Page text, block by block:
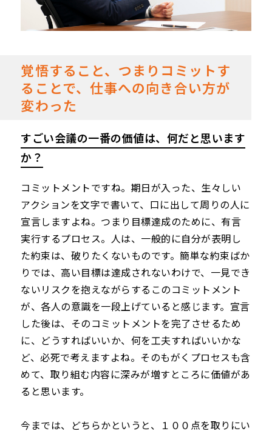
覚悟すること、つまりコミットす
ることで、仕事への向き合い方が
変わった
すごい会議の一番の価値は、何だと思います
か？
コミットメントですね。期日が入った、生々しい
アクションを文字で書いて、口に出して周りの人に
宣言しますよね。つまり目標達成のために、有言
実行するプロセス。人は、一般的に自分が表明し
た約束は、破りたくないものです。簡単な約束ばか
りでは、高い目標は達成されないわけで、一見でき
ないリスクを抱えながらするこのコミットメント
が、各人の意識を一段上げていると感じます。宣言
した後は、そのコミットメントを完了させるため
に、どうすればいいか、何を工夫すればいいかな
ど、必死で考えますよね。そのもがくプロセスも含
めて、取り組む内容に深みが増すところに価値があ
ると思います。
今までは、どちらかというと、１００点を取りにい